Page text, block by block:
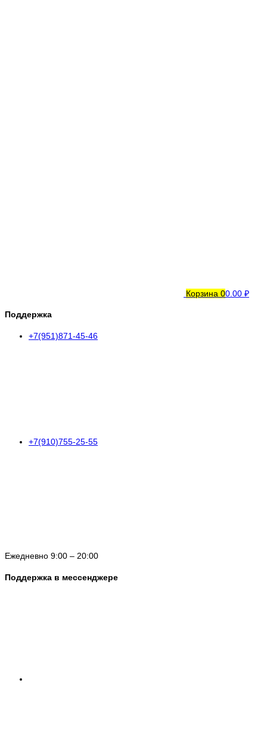
Корзина 00.00 ₽
Поддержка
+7(951)871-45-46
+7(910)755-25-55
Ежедневно 9:00 – 20:00
Поддержка в мессенджере